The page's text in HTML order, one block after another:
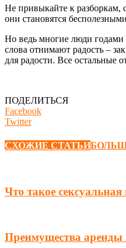
Не привыкайте к разборкам,
они становятся
Но ведь многие люди
слова отнимают радость –
для радости. Все остальные
ПОДЕЛИТЬСЯ
Facebook
Twitter
СХОЖИЕ СТАТЬИ
Что такое
Преимущества аренды